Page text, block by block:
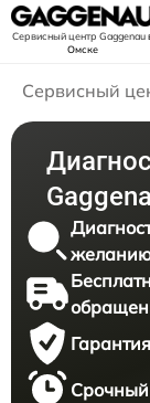
Сервисный центр Gaggenau
Омске
Сервисный
Срочный